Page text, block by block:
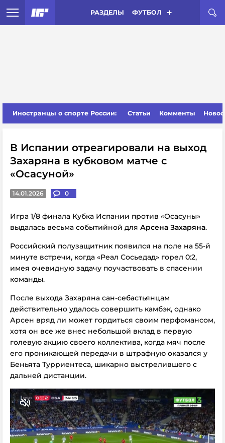
РАЗДЕЛЫ ФУТБОЛ
Иностранцы о спорте России: Статьи Комменты
В Испании отреагировали на выход
Захаряна в кубковом матче с
«Осасуной»
14.01.2026 0
Игра 1/8 финала Кубка Испании против «Осасуны»
выдалась весьма событийной для Арсена Захаряна.
Российский полузащитник появился на поле на 55-й
минуте встречи, когда «Реал Сосьедад» горел 0:2,
имея очевидную задачу поучаствовать в спасении
команды.
После выхода Захаряна сан-себастьянцам
действительно удалось совершить камбэк, однако
Арсен вряд ли может гордиться своим перфомансом,
хотя он все же внес небольшой вклад в первую
голевую акцию своего коллектива, когда мяч после
его проникающей передачи в штрафную оказался у
Беньята Турриентеса, шикарно выстрелившего с
дальней дистанции.